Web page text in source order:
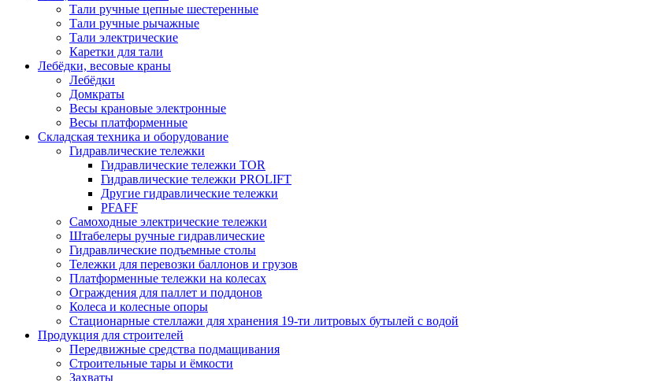
Тали ручные цепные шестеренные
Тали ручные рычажные
Тали электрические
Каретки для тали
Лебёдки, весовые краны
Лебёдки
Домкраты
Весы крановые электронные
Весы платформенные
Складская техника и оборудование
Гидравлические тележки
Гидравлические тележки TOR
Гидравлические тележки PROLIFT
Другие гидравлические тележки
PFAFF
Самоходные электрические тележки
Штабелеры ручные гидравлические
Гидравлические подъемные столы
Тележки для перевозки баллонов и грузов
Платформенные тележки на колесах
Ограждения для паллет и поддонов
Колеса и колесные опоры
Стационарные стеллажи для хранения 19-ти литровых бутылей с водой
Продукция для строителей
Передвижные средства подмащивания
Строительные тары и ёмкости
Захваты